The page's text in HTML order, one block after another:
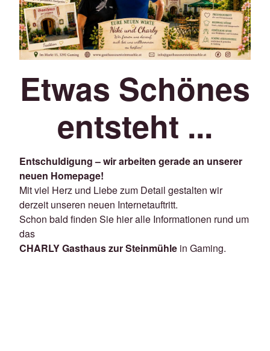
Etwas Schönes
entsteht ...
Entschuldigung – wir arbeiten gerade an unserer
neuen Homepage!
Mit viel Herz und Liebe zum Detail gestalten wir
derzeit unseren neuen Internetauftritt.
Schon bald finden Sie hier alle Informationen rund um
das
CHARLY Gasthaus zur Steinmühle in Gaming.